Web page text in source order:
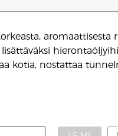
aromaattisesta
kotia, nostattaa